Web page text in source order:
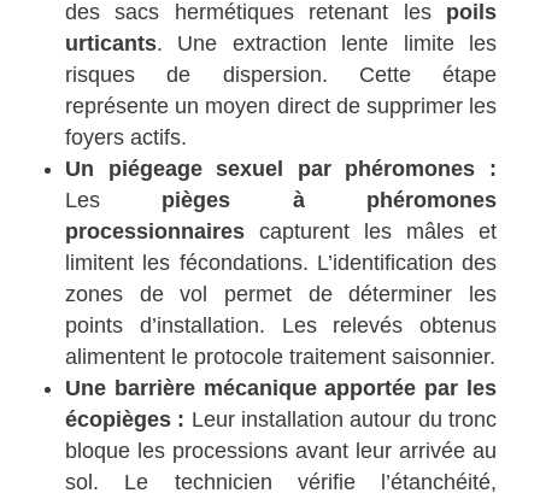
des sacs hermétiques retenant les poils
urticants. Une extraction lente limite les
risques de dispersion. Cette étape
représente un moyen direct de supprimer les
foyers actifs.
Un piégeage sexuel par phéromones :
Les pièges à phéromones
processionnaires capturent les mâles et
limitent les fécondations. L’identification des
zones de vol permet de déterminer les
points d’installation. Les relevés obtenus
alimentent le protocole traitement saisonnier.
Une barrière mécanique apportée par les
écopièges : Leur installation autour du tronc
bloque les processions avant leur arrivée au
sol. Le technicien vérifie l’étanchéité,